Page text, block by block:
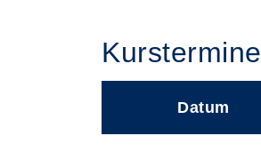
Kurstermine
Datum